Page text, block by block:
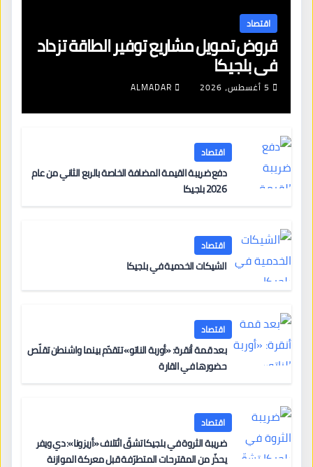
اقتصاد
قروض تمويل مشاريع توفير الطاقة تزداد
في بلجيكا
5 أغسطس، 2026 ALMADAR
اقتصاد
دفع ضريبة القيمة المضافة الخاصة بالربع الثاني من عام
2026 بلجيكا
اقتصاد
الشيكات الخدمية في بلجيكا
اقتصاد
بعد قمة أنقرة: «أوربة الناتو» تتقدّم بينما واشنطن تقلّص
حضورها في القارة
اقتصاد
ضريبة الثروة في بلجيكا تشقّ ائتلاف «أريزونا»: دي ويفر
يحذّر من المقترحات المتطرّفة قبل معركة الموازنة